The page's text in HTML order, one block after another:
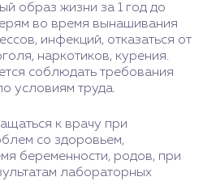
образ жизни за 1 год до
во время вынашивания
инфекций, отказаться от
наркотиков, курения.
соблюдать требования
условиям труда.
к врачу при
со здоровьем,
беременности, родов, при
лабораторных